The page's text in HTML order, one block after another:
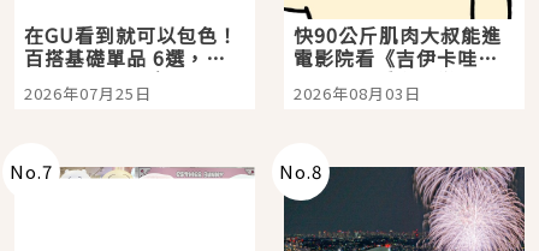
在GU看到就可以包色！
百搭基礎單品 6選，閉
眼全收也不心疼
2026年07月25日
快90公斤肌肉大叔能進
電影院看《吉伊卡哇》
嗎？日本重金屬樂團
「打首」會長與nagano
2026年08月03日
No.7 No.8